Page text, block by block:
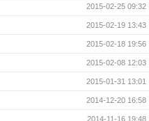
2015-02-25 09:32
2015-02-19 13:43
2015-02-18 19:56
2015-02-08 12:03
2015-01-31 13:01
2014-12-20 16:58
2014-11-16 19:48